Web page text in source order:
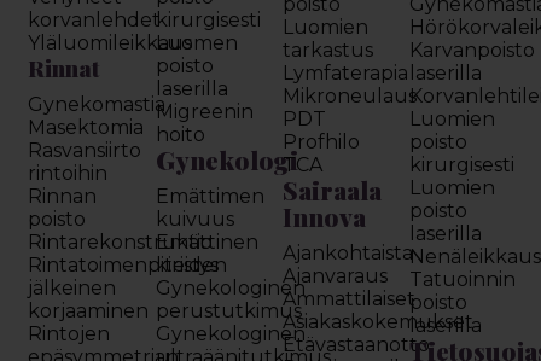
korvanlehdet
Yläluomileikkaus
Rinnat
Gynekomastia
Masektomia
Rasvansiirto
rintoihin
Rinnan
poisto
Rintarekonstruktio
Rintatoimenpiteiden
jälkeinen
korjaaminen
Rintojen
kirurgisesti
Luomen
poisto
laserilla
Migreenin
hoito
Gynekologi
Emättimen
kuivuus
Emättinen
kiristys
Gynekologinen
perustutkimus
Gynekologinen
Luomien
tarkastus
Lymfaterapia
Mikroneulaus
PDT
Profhilo
TCA
Sairaala
Innova
Ajankohtaista
Ajanvaraus
Ammattilaiset
Asiakaskokemukset
Etävastaanotto
Karvanpoisto
laserilla
Luomien
poisto
kirurgisesti
Luomien
poisto
laserilla
Nenäleikkaus
Tatuoinnin
poisto
laserilla